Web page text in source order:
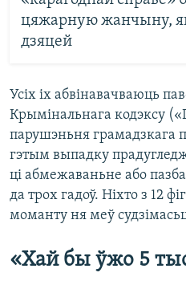
цяжарную жанчыну,
дзяцей
Усіх іх абвінавачваюць
Крымінальнага кодэксу
парушэньня грамадзкага
гэтым выпадку
ці абмежаваньне або
да трох гадоў. Ніхто з 12
моманту ня меў
«Хай бы ўжо 5